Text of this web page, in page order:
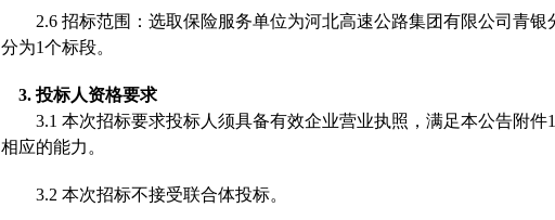
2.6 招标范围： 选取保险服务单位为河北高速公路集团有限公司青银
分为1个标段。
3.投标人资格要求
3.1 本次招标要求投标人须具备有效企业营业执照， 满足本公告附件
相应的能力。
3.2 本次招标不接受联合体投标。